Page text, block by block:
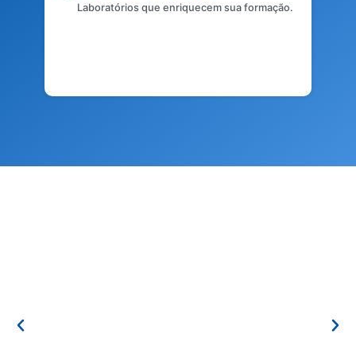
Laboratórios que enriquecem sua formação.